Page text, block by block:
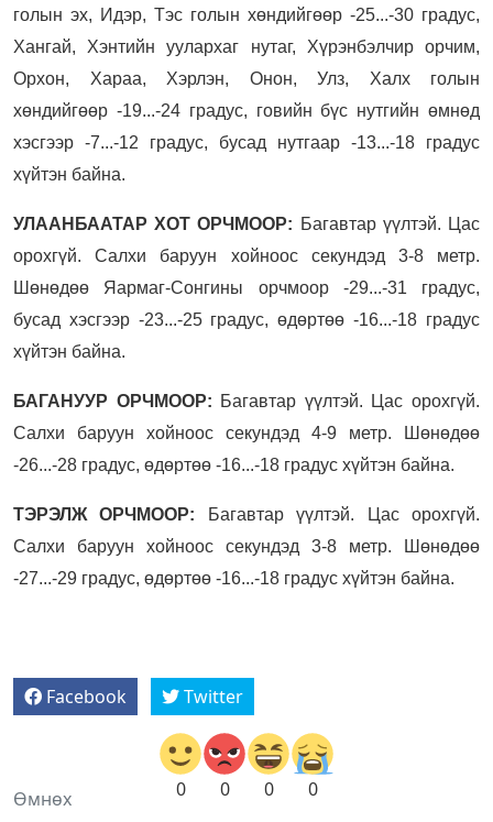
голын эх, Идэр, Тэс голын хөндийгөөр -25...-30 градус,
Хангай, Хэнтийн уулархаг нутаг, Хүрэнбэлчир орчим,
Орхон, Хараа, Хэрлэн, Онон, Улз, Халх голын
хөндийгөөр -19...-24 градус, говийн бүс нутгийн өмнөд
хэсгээр -7...-12 градус, бусад нутгаар -13...-18 градус
хүйтэн байна.
УЛААНБААТАР ХОТ ОРЧМООР: Багавтар үүлтэй. Цас
орохгүй. Салхи баруун хойноос секундэд 3-8 метр.
Шөнөдөө Яармаг-Сонгины орчмоор -29...-31 градус,
бусад хэсгээр -23...-25 градус, өдөртөө -16...-18 градус
хүйтэн байна.
БАГАНУУР ОРЧМООР: Багавтар үүлтэй. Цас орохгүй.
Салхи баруун хойноос секундэд 4-9 метр. Шөнөдөө
-26...-28 градус, өдөртөө -16...-18 градус хүйтэн байна.
ТЭРЭЛЖ ОРЧМООР:
Багавтар үүлтэй. Цас орохгүй.
Салхи баруун хойноос секундэд 3-8 метр. Шөнөдөө
-27...-29 градус, өдөртөө -16...-18 градус хүйтэн байна.
Facebook Twitter
0 0 0 0
Өмнөх